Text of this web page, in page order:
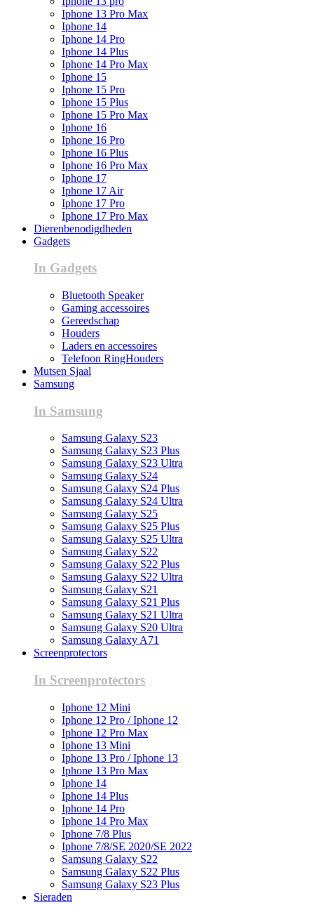
Iphone 13 Pro Max
Iphone 14
Iphone 14 Pro
Iphone 14 Plus
Iphone 14 Pro Max
Iphone 15
Iphone 15 Pro
Iphone 15 Plus
Iphone 15 Pro Max
Iphone 16
Iphone 16 Pro
Iphone 16 Plus
Iphone 16 Pro Max
Iphone 17
Iphone 17 Air
Iphone 17 Pro
Iphone 17 Pro Max
Dierenbenodigdheden
Gadgets
In Gadgets
Bluetooth Speaker
Gaming accessoires
Gereedschap
Houders
Laders en accessoires
Telefoon RingHouders
Mutsen Sjaal
Samsung
In Samsung
Samsung Galaxy S23
Samsung Galaxy S23 Plus
Samsung Galaxy S23 Ultra
Samsung Galaxy S24
Samsung Galaxy S24 Plus
Samsung Galaxy S24 Ultra
Samsung Galaxy S25
Samsung Galaxy S25 Plus
Samsung Galaxy S25 Ultra
Samsung Galaxy S22
Samsung Galaxy S22 Plus
Samsung Galaxy S22 Ultra
Samsung Galaxy S21
Samsung Galaxy S21 Plus
Samsung Galaxy S21 Ultra
Samsung Galaxy S20 Ultra
Samsung Galaxy A71
Screenprotectors
In Screenprotectors
Iphone 12 Mini
Iphone 12 Pro / Iphone 12
Iphone 12 Pro Max
Iphone 13 Mini
Iphone 13 Pro / Iphone 13
Iphone 13 Pro Max
Iphone 14
Iphone 14 Plus
Iphone 14 Pro
Iphone 14 Pro Max
Iphone 7/8 Plus
Iphone 7/8/SE 2020/SE 2022
Samsung Galaxy S22
Samsung Galaxy S22 Plus
Samsung Galaxy S23 Plus
Sieraden